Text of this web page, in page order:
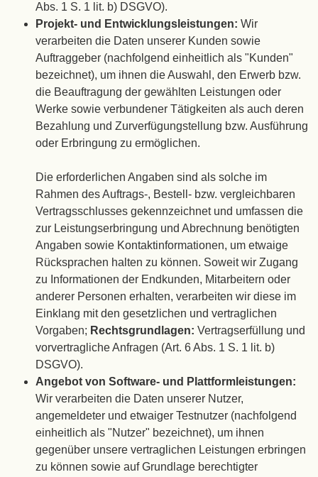
Abs. 1 S. 1 lit. b) DSGVO).
Projekt- und Entwicklungsleistungen: Wir
verarbeiten die Daten unserer Kunden sowie
Auftraggeber (nachfolgend einheitlich als "Kunden"
bezeichnet), um ihnen die Auswahl, den Erwerb bzw.
die Beauftragung der gewählten Leistungen oder
Werke sowie verbundener Tätigkeiten als auch deren
Bezahlung und Zurverfügungstellung bzw. Ausführung
oder Erbringung zu ermöglichen.
Die erforderlichen Angaben sind als solche im
Rahmen des Auftrags-, Bestell- bzw. vergleichbaren
Vertragsschlusses gekennzeichnet und umfassen die
zur Leistungserbringung und Abrechnung benötigten
Angaben sowie Kontaktinformationen, um etwaige
Rücksprachen halten zu können. Soweit wir Zugang
zu Informationen der Endkunden, Mitarbeitern oder
anderer Personen erhalten, verarbeiten wir diese im
Einklang mit den gesetzlichen und vertraglichen
Vorgaben; Rechtsgrundlagen: Vertragserfüllung und
vorvertragliche Anfragen (Art. 6 Abs. 1 S. 1 lit. b)
DSGVO).
Angebot von Software- und Plattformleistungen:
Wir verarbeiten die Daten unserer Nutzer,
angemeldeter und etwaiger Testnutzer (nachfolgend
einheitlich als "Nutzer" bezeichnet), um ihnen
gegenüber unsere vertraglichen Leistungen erbringen
zu können sowie auf Grundlage berechtigter